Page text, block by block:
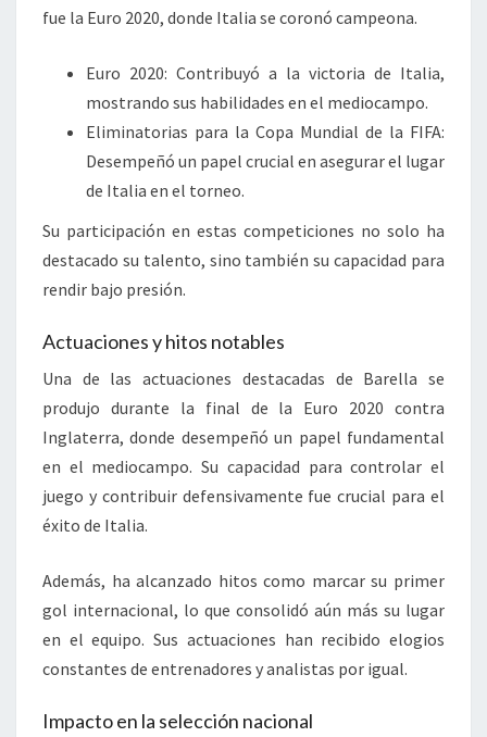
fue la Euro 2020, donde Italia se coronó campeona.
Euro 2020: Contribuyó a la victoria de Italia,
mostrando sus habilidades en el mediocampo.
Eliminatorias para la Copa Mundial de la FIFA:
Desempeñó un papel crucial en asegurar el lugar
de Italia en el torneo.
Su participación en estas competiciones no solo ha
destacado su talento, sino también su capacidad para
rendir bajo presión.
Actuaciones y hitos notables
Una de las actuaciones destacadas de Barella se
produjo durante la final de la Euro 2020 contra
Inglaterra, donde desempeñó un papel fundamental
en el mediocampo. Su capacidad para controlar el
juego y contribuir defensivamente fue crucial para el
éxito de Italia.
Además, ha alcanzado hitos como marcar su primer
gol internacional, lo que consolidó aún más su lugar
en el equipo. Sus actuaciones han recibido elogios
constantes de entrenadores y analistas por igual.
Impacto en la selección nacional